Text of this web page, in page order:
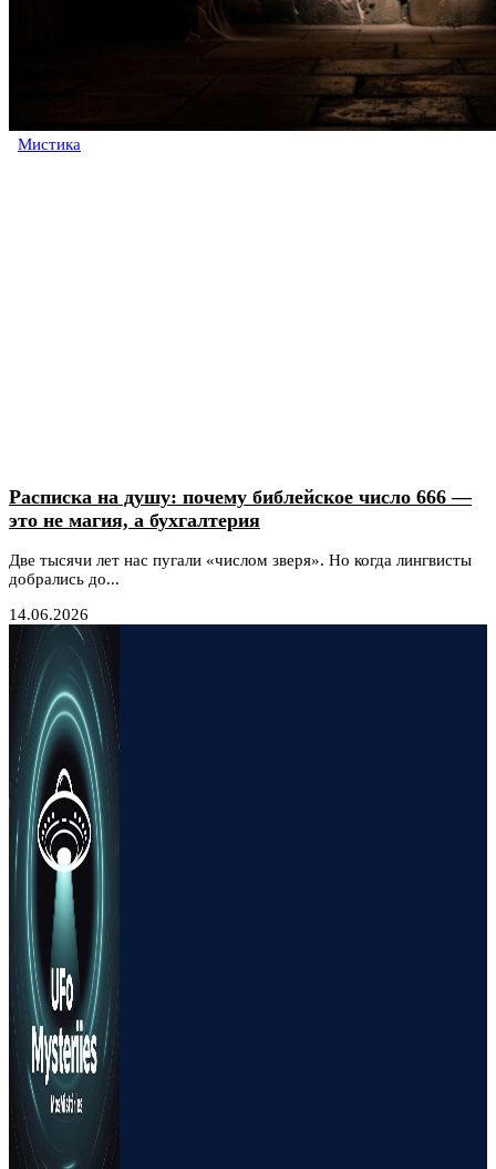
Мистика
Расписка на душу: почему библейское число 666 —
это не магия, а бухгалтерия
Две тысячи лет нас пугали «числом зверя». Но когда лингвисты
добрались до...
14.06.2026